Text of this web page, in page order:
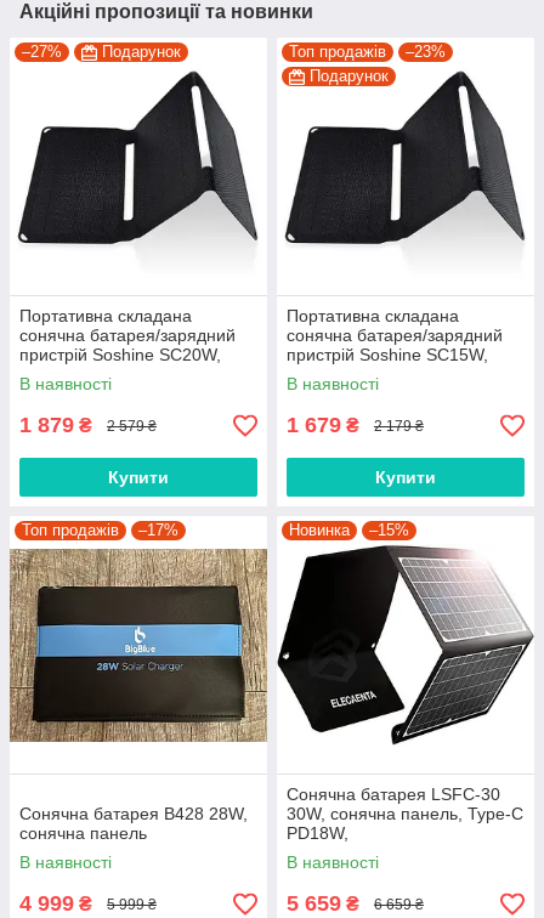
Акційні пропозиції та новинки
–27% Подарунок
Портативна складана
сонячна батарея/зарядний
пристрій Soshine SC20W,
20W, 2xUSB, IPX5, Black
В наявності
1 879 ₴ 2 579 ₴
Купити
Топ продажів
–23%
Подарунок
Портативна складана
сонячна батарея/зарядний
пристрій Soshine SC15W,
15W, 1xUSB, IPX5, Black
В наявності
1 679 ₴ 2 179 ₴
Купити
Топ продажів –17%
Сонячна батарея B428 28W,
сонячна панель
В наявності
4 999 ₴ 5 999 ₴
Новинка –15%
Сонячна батарея LSFC-30
30W, сонячна панель, Type-C
PD18W,
В наявності
5 659 ₴ 6 659 ₴